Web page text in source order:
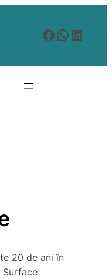
Facebook
20 de ani în